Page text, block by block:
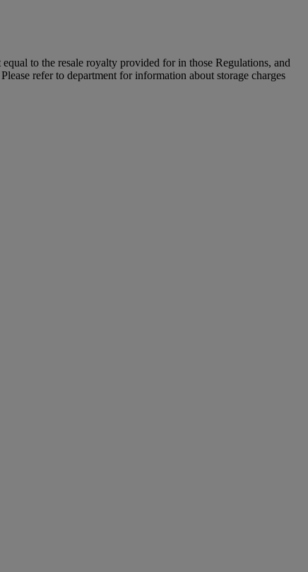
to the resale royalty provided for in those Regulations, and
refer to department for information about storage charges